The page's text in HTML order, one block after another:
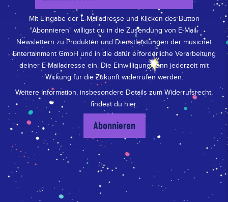
Mit Eingabe der E-Mailadresse und Klicken des Button
"Abonnieren" willigst du in die Zusendung von E-Mail-
Newslettern zu Produkten und Dienstleistungen der musicnet
Entertainment GmbH und in die dafür erforderliche Verarbeitung
deiner E-Mailadresse ein. Die Einwilligung kann jederzeit mit
Wirkung für die Zukunft widerrufen werden.
Weitere Information, insbesondere Details zum Widerrufsrecht,
findest du hier.